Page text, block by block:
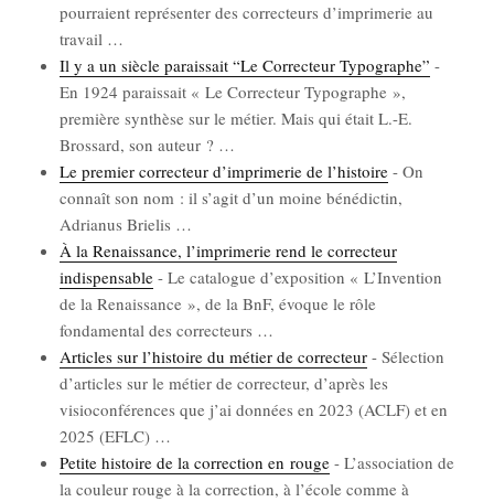
pour­raient repré­sen­ter des cor­rec­teurs d’im­pri­me­rie au
tra­vail …
Il y a un siècle parais­sait “Le Cor­rec­teur Typo­graphe” -
En 1924 parais­sait « Le Cor­rec­teur Typo­graphe »,
pre­mière syn­thèse sur le métier. Mais qui était L.-E.
Bros­sard, son auteur ? …
Le pre­mier cor­rec­teur d’imprimerie de l’histoire - On
connaît son nom : il s’a­git d’un moine béné­dic­tin,
Adria­nus Brie­lis …
À la Renais­sance, l’imprimerie rend le cor­rec­teur
indis­pen­sable - Le cata­logue d’ex­po­si­tion « L’In­ven­tion
de la Renais­sance », de la BnF, évoque le rôle
fon­da­men­tal des cor­rec­teurs …
Articles sur l’histoire du métier de cor­rec­teur - Sélec­tion
d’ar­ticles sur le métier de cor­rec­teur, d’a­près les
visio­con­fé­rences que j’ai don­nées en 2023 (ACLF) et en
2025 (EFLC) …
Petite his­toire de la cor­rec­tion en rouge - L’as­so­cia­tion de
la cou­leur rouge à la cor­rec­tion, à l’é­cole comme à